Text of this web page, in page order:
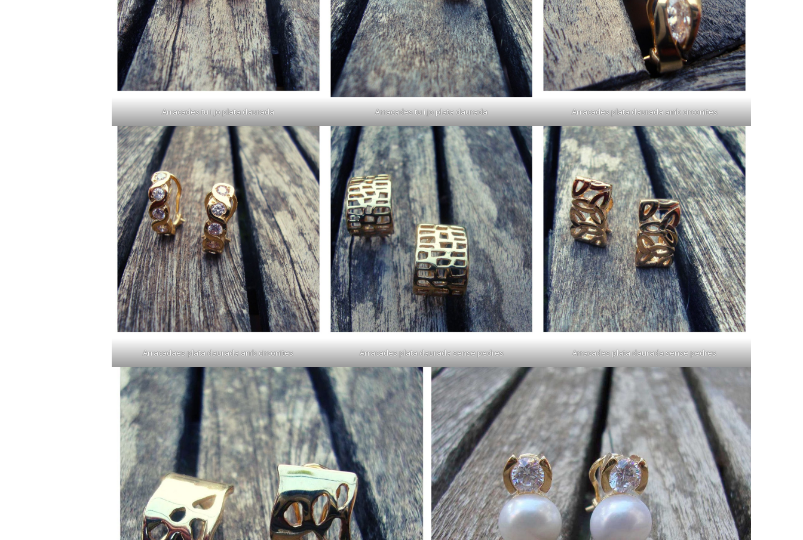
Arracades tu i jo plata daurada Arracades tu i jo plata daurada Arracades plata daurada amb circonites
Arracadaes plata daurada amb circonites Arracades plata daurada sense pedres Arracades plata daurada sense pedres